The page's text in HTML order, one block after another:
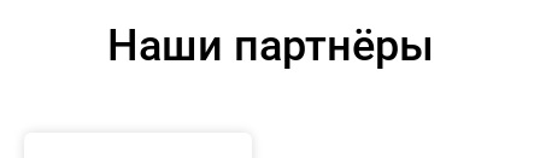
Наши партнёры